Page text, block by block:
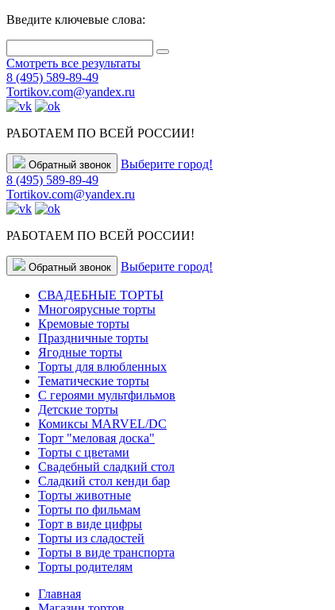
Введите ключевые слова:
Смотреть все результаты
8 (495) 589-89-49
Tortikov.com@yandex.ru
РАБОТАЕМ ПО ВСЕЙ РОССИИ!
Обратный звонок
Выберите город!
8 (495) 589-89-49
Tortikov.com@yandex.ru
РАБОТАЕМ ПО ВСЕЙ РОССИИ!
Обратный звонок Выберите город!
СВАДЕБНЫЕ ТОРТЫ
Многоярусные торты
Кремовые торты
Праздничные торты
Ягодные торты
Торты для влюбленных
Тематические торты
С героями мультфильмов
Детские торты
Комиксы MARVEL/DC
Торт "меловая доска"
Торты с цветами
Свадебный сладкий стол
Сладкий стол кенди бар
Торты животные
Торты по фильмам
Торт в виде цифры
Торты из сладостей
Торты в виде транспорта
Торты родителям
Главная